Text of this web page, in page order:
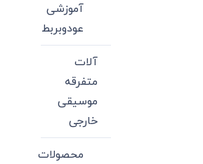
آموزشی
عودوبربط
آلات
متفرقه
موسیقی
خارجی
محصولات